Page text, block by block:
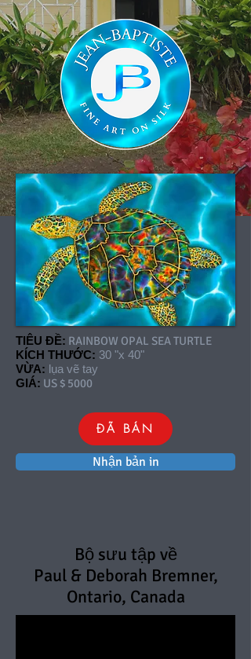
TIÊU ĐỀ: RAINBOW OPAL SEA TURTLE
KÍCH THƯỚC: 30 "x 40"
VỪA: lụa vẽ tay
GIÁ: US $ 5000
ĐÃ BÁN
Nhận bản in
Bộ sưu tập về
Paul & Deborah Bremner,
Ontario, Canada